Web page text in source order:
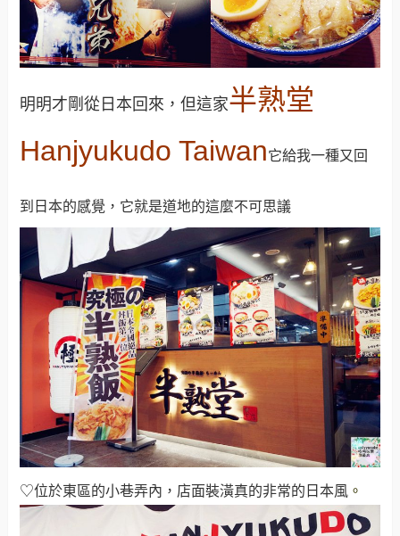
明明才剛從日本回來，但這家半熟堂
Hanjyukudo Taiwan它給我一種又回
到日本的感覺，它就是道地的這麼不可思議
♡位於東區的小巷弄內，店面裝潢真的非常的日本風 。